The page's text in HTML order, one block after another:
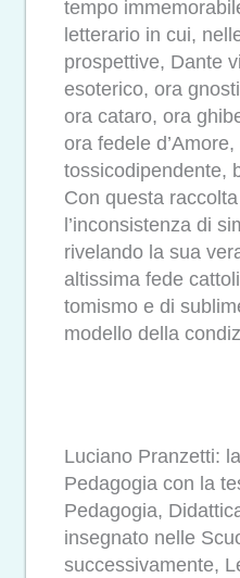
tempo
letterario in cui,
prospettive, Dante
esoterico, ora
ora cataro, ora
ora fedele
tossicodipendente,
Con questa
l’inconsistenza di
rivelando la sua
altissima fede
tomismo e di
modello della
Luciano Pranzetti:
Pedagogia con la
Pedagogia,
insegnato nelle
successivamente,